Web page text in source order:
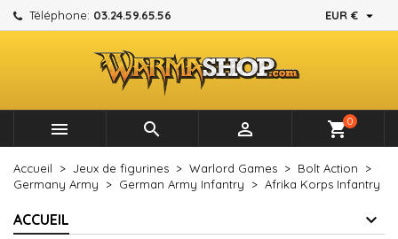
Téléphone: 03.24.59.65.56 EUR € 
   shopping_cart0
Accueil Jeux de figurines Warlord Games
Bolt Action
Germany Army
German Army Infantry Afrika Korps Infantry
ACCUEIL
Mes listes d'envies ×
Créer une nouvelle liste
Créer une liste d'envies ×
Nom de la liste d'envies
Annuler Créer une liste d'envies
Connexion ×
Vous devez être connecté pour ajouter des produits à
votre liste d'envies.